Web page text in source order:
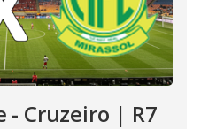
- Cruzeiro | R7